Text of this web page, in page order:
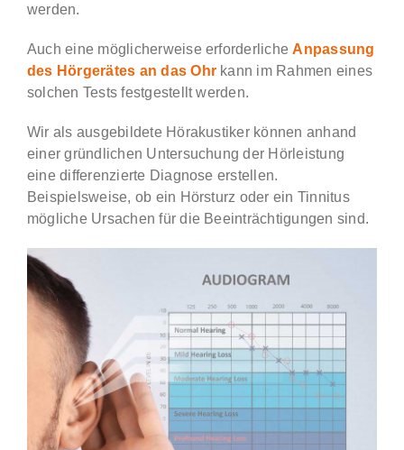
werden.
Auch eine möglicherweise erforderlicheAnpassung
des Hörgerätes an das Ohr kann im Rahmen eines
solchen Tests festgestellt werden.
Wir als ausgebildete Hörakustiker können anhand
einer gründlichen Untersuchung der Hörleistung
eine differenzierte Diagnose erstellen.
Beispielsweise, ob ein Hörsturz oder ein Tinnitus
mögliche Ursachen für die Beeinträchtigungen sind.